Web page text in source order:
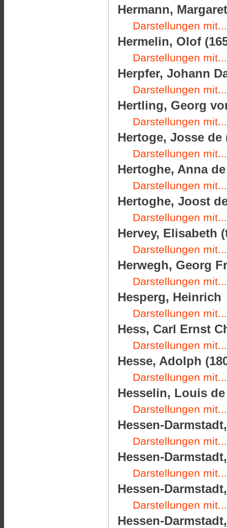
Hermann,
Darstellungen mit...
Hermelin, Olof
Darstellungen mit...
Herpfer, Johann
Darstellungen mit...
Hertling, Georg
Darstellungen mit...
Hertoge, Josse de
Darstellungen mit...
Hertoghe, Anna
Darstellungen mit...
Hertoghe, Joost
Darstellungen mit...
Hervey, Elisabeth
Darstellungen mit...
Herwegh, Georg
Darstellungen mit...
Hesperg, Heinrich
Darstellungen mit...
Hess, Carl Ernst
Darstellungen mit...
Hesse, Adolph
Darstellungen mit...
Hesselin, Louis de
Darstellungen mit...
Hessen-
Darstellungen mit...
Hessen-
Darstellungen mit...
Hessen-
Darstellungen mit...
Hessen-